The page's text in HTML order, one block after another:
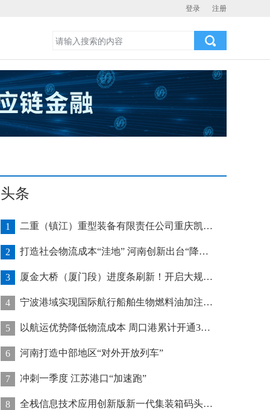
登录 注册
头条
1 二重（镇江）重型装备有限责任公司重庆凯瑞项目发运助力海上风电产业发展
2 打造社会物流成本“洼地” 河南创新出台“降本16条”
3 厦金大桥（厦门段）进度条刷新！开启大规模桥梁装配化施工新阶段
4 宁波港域实现国际航行船舶生物燃料油加注“零突破”
5 以航运优势降低物流成本 周口港累计开通32条集装箱航线
6 河南打造中部地区“对外开放列车”
7 冲刺一季度 江苏港口“加速跑”
8 全栈信息技术应用创新版新一代集装箱码头管控系统在天津港上线运行